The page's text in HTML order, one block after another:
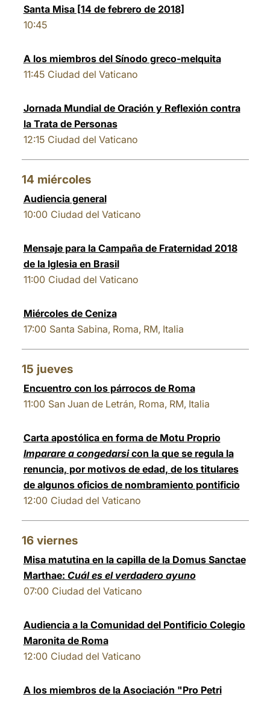
Santa Misa [14 de febrero de 2018]
10:45
A los miembros del Sínodo greco-melquita
11:45 Ciudad del Vaticano
Jornada Mundial de Oración y Reflexión contra
la Trata de Personas
12:15 Ciudad del Vaticano
14 miércoles
Audiencia general
10:00 Ciudad del Vaticano
Mensaje para la Campaña de Fraternidad 2018
de la Iglesia en Brasil
11:00 Ciudad del Vaticano
Miércoles de Ceniza
17:00 Santa Sabina, Roma, RM, Italia
15 jueves
Encuentro con los párrocos de Roma
11:00 San Juan de Letrán, Roma, RM, Italia
Carta apostólica en forma de Motu Proprio
Imparare a congedarsicon la que se regula la
renuncia, por motivos de edad, de los titulares
de algunos oficios de nombramiento pontificio
12:00 Ciudad del Vaticano
16 viernes
Misa matutina en la capilla de la Domus Sanctae
Marthae: Cuál es el verdadero ayuno
07:00 Ciudad del Vaticano
Audiencia a la Comunidad del Pontificio Colegio
Maronita de Roma
12:00 Ciudad del Vaticano
A los miembros de la Asociación "Pro Petri